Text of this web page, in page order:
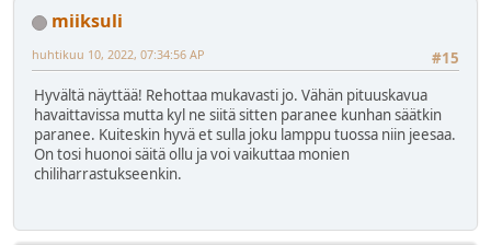
miiksuli
#15
huhtikuu 10, 2022, 07:34:56 AP
Hyvältä näyttää! Rehottaa mukavasti jo. Vähän pituuskavua
havaittavissa mutta kyl ne siitä sitten paranee kunhan säätkin
paranee. Kuiteskin hyvä et sulla joku lamppu tuossa niin jeesaa.
On tosi huonoi säitä ollu ja voi vaikuttaa monien
chiliharrastukseenkin.